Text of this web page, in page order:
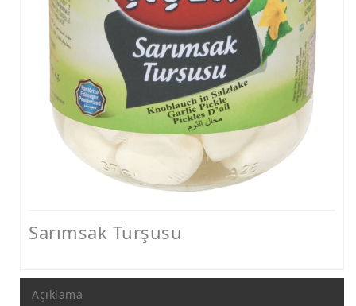
Sarımsak Turşusu
Badem Turşusu
Kelek Turşusu
Lombardi Biber Turşusu
Acur Turşusu
Domates Turşusu
Acı Biber Sosu
Sarımsak Turşusu
Açıklama